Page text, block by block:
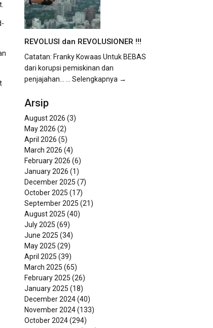
REVOLUSI dan REVOLUSIONER !!!
Catatan: Franky Kowaas Untuk BEBAS
dari korupsi pemiskinan dan
penjajahan...
... Selengkapnya →
Arsip
August 2026 (3)
May 2026 (2)
April 2026 (5)
March 2026 (4)
February 2026 (6)
January 2026 (1)
December 2025 (7)
October 2025 (17)
September 2025 (21)
August 2025 (40)
July 2025 (69)
June 2025 (34)
May 2025 (29)
April 2025 (39)
March 2025 (65)
February 2025 (26)
January 2025 (18)
December 2024(40)
November 2024(133)
October 2024(294)